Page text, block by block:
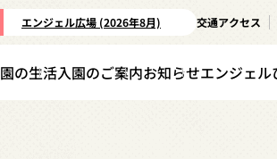
エンジェル広場 (2026年8月) 交通アクセス
園の生活入園のご案内お知らせエンジェ